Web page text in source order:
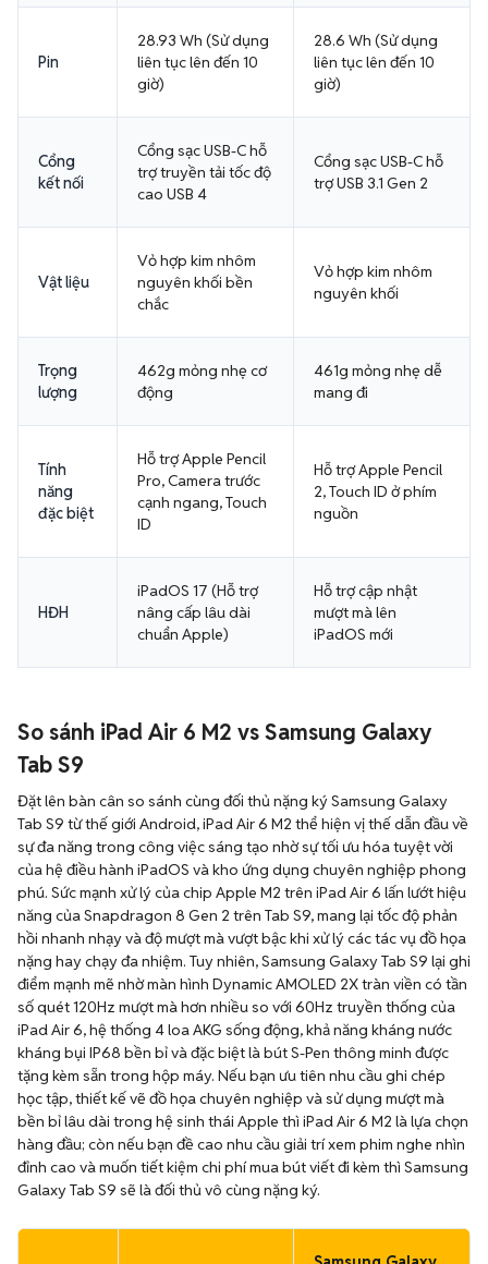
Pin
28.93 Wh (Sử dụng
liên tục lên đến 10
giờ)
28.6 Wh (Sử dụng
liên tục lên đến 10
giờ)
Cổng
kết nối
Cổng sạc USB-C hỗ
trợ truyền tải tốc độ
cao USB 4
Cổng sạc USB-C hỗ
trợ USB 3.1 Gen 2
Vật liệu
Vỏ hợp kim nhôm
nguyên khối bền
chắc
Vỏ hợp kim nhôm
nguyên khối
Trọng
lượng
462g mỏng nhẹ cơ
động
461g mỏng nhẹ dễ
mang đi
Tính
năng
đặc biệt
Hỗ trợ Apple Pencil
Pro, Camera trước
cạnh ngang, Touch
ID
Hỗ trợ Apple Pencil
2, Touch ID ở phím
nguồn
HĐH
iPadOS 17 (Hỗ trợ
nâng cấp lâu dài
chuẩn Apple)
Hỗ trợ cập nhật
mượt mà lên
iPadOS mới
So sánh iPad Air 6 M2 vs Samsung Galaxy
Tab S9
Đặt lên bàn cân so sánh cùng đối thủ nặng ký Samsung Galaxy
Tab S9 từ thế giới Android, iPad Air 6 M2 thể hiện vị thế dẫn đầu về
sự đa năng trong công việc sáng tạo nhờ sự tối ưu hóa tuyệt vời
của hệ điều hành iPadOS và kho ứng dụng chuyên nghiệp phong
phú. Sức mạnh xử lý của chip Apple M2 trên iPad Air 6 lấn lướt hiệu
năng của Snapdragon 8 Gen 2 trên Tab S9, mang lại tốc độ phản
hồi nhanh nhạy và độ mượt mà vượt bậc khi xử lý các tác vụ đồ họa
nặng hay chạy đa nhiệm. Tuy nhiên, Samsung Galaxy Tab S9 lại ghi
điểm mạnh mẽ nhờ màn hình Dynamic AMOLED 2X tràn viền có tần
số quét 120Hz mượt mà hơn nhiều so với 60Hz truyền thống của
iPad Air 6, hệ thống 4 loa AKG sống động, khả năng kháng nước
kháng bụi IP68 bền bỉ và đặc biệt là bút S-Pen thông minh được
tặng kèm sẵn trong hộp máy. Nếu bạn ưu tiên nhu cầu ghi chép
học tập, thiết kế vẽ đồ họa chuyên nghiệp và sử dụng mượt mà
bền bỉ lâu dài trong hệ sinh thái Apple thì iPad Air 6 M2 là lựa chọn
hàng đầu; còn nếu bạn đề cao nhu cầu giải trí xem phim nghe nhìn
đỉnh cao và muốn tiết kiệm chi phí mua bút viết đi kèm thì Samsung
Galaxy Tab S9 sẽ là đối thủ vô cùng nặng ký.